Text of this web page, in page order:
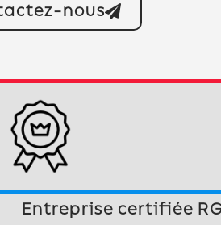
nous
Entreprise certifiée